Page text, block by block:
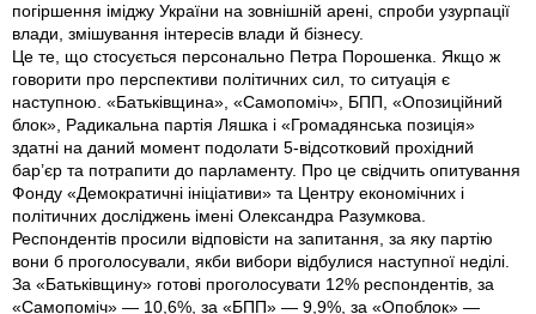
погіршення іміджу України на зовнішній арені, спроби узурпації
влади, змішування інтересів влади й бізнесу.
Це те, що стосується персонально Петра Порошенка. Якщо ж
говорити про перспективи політичних сил, то ситуація є
наступною. «Батьківщина», «Самопоміч», БПП, «Опозиційний
блок», Радикальна партія Ляшка і «Громадянська позиція»
здатні на даний момент подолати 5-відсотковий прохідний
бар’єр та потрапити до парламенту. Про це свідчить опитування
Фонду «Демократичні ініціативи» та Центру економічних і
політичних досліджень імені Олександра Разумкова.
Респондентів просили відповісти на запитання, за яку партію
вони б проголосували, якби вибори відбулися наступної неділі.
За «Батьківщину» готові проголосувати 12% респондентів, за
«Самопоміч» — 10,6%, за «БПП» — 9,9%, за «Опоблок» —